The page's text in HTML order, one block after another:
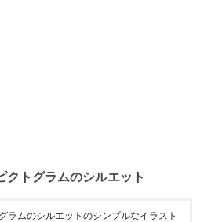
クトグラムのシルエット
ラムのシルエットのシンプルなイラスト